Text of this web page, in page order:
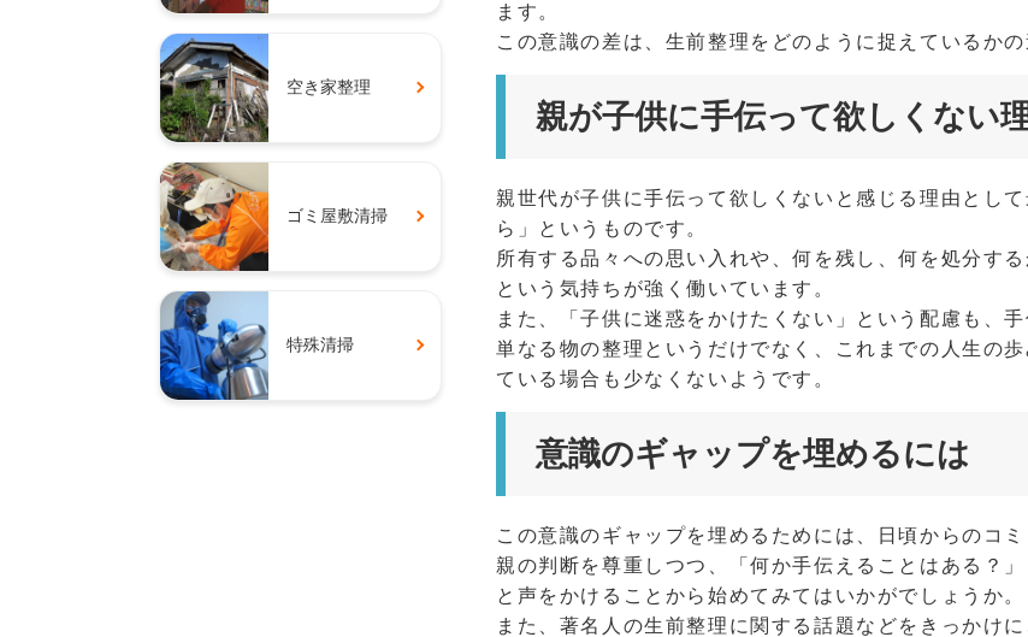
ます。
この意識の差は、生前整理をどのように捉えているか
親が子供に手伝って欲しくない
親世代が子供に手伝って欲しくないと感じる理由とし
ら」というものです。
所有する品々への思い入れや、何を残し、何を処分す
という気持ちが強く働いています。
また、「子供に迷惑をかけたくない」という配慮も、
単なる物の整理というだけでなく、これまでの人生の
ている場合も少なくないようです。
意識のギャップを埋めるには
この意識のギャップを埋めるためには、日頃からのコ
親の判断を尊重しつつ、「何か手伝えることはある？
と声をかけることから始めてみてはいかがでしょうか。
また、著名人の生前整理に関する話題などをきっかけ
空き家整理
ゴミ屋敷清掃
特殊清掃